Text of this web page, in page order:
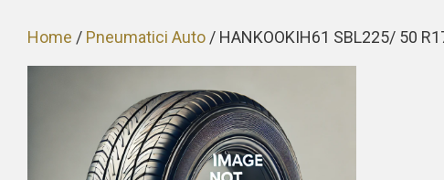
Home / Pneumatici Auto / HANKOOKIH61 SBL225/ 50